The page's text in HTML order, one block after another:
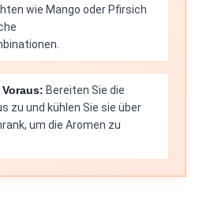
wie Mango oder Pfirsich
Bereiten Sie die
zu und kühlen Sie sie über
um die Aromen zu